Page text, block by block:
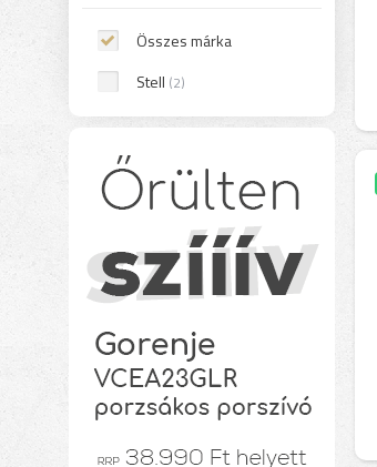
Összes márka
Stell (2)